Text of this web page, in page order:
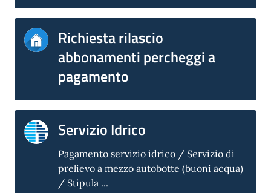
Richiesta rilascio
abbonamenti percheggi a
pagamento
Servizio Idrico
Pagamento servizio idrico / Servizio di
prelievo a mezzo autobotte (buoni acqua)
/ Stipula ...